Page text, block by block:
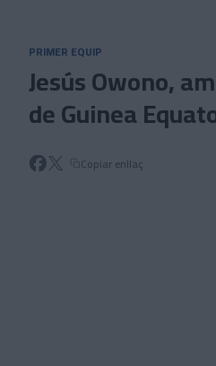
PRIMER EQUIP
Jesús Owono,
de Guinea
Copiar enllaç